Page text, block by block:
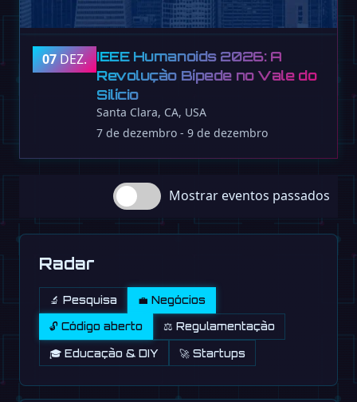
07DEZ. IEEE Humanoids 2026: A
Revolução Bípede no Vale do
Silício
Santa Clara, CA, USA
7 de dezembro - 9 de dezembro
Mostrar eventos passados
Radar
🔬 Pesquisa 💼 Negócios
🔓 Código aberto ⚖️ Regulamentação
🎓 Educação & DIY 🚀 Startups